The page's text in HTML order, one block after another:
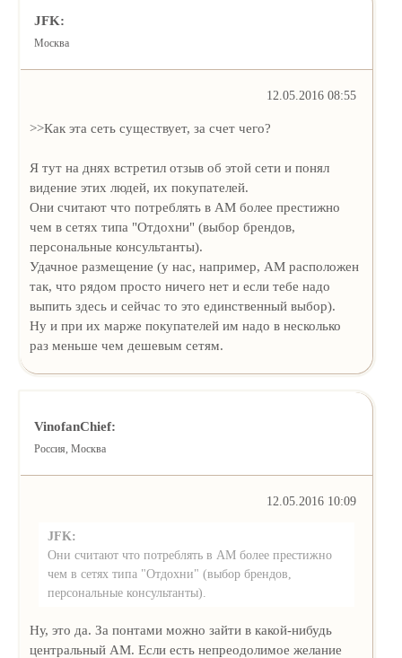
JFK:
Москва
12.05.2016 08:55
>>Как эта сеть существует, за счет чего?
Я тут на днях встретил отзыв об этой сети и понял
видение этих людей, их покупателей.
Они считают что потреблять в АМ более престижно
чем в сетях типа "Отдохни" (выбор брендов,
персональные консультанты).
Удачное размещение (у нас, например, АМ расположен
так, что рядом просто ничего нет и если тебе надо
выпить здесь и сейчас то это единственный выбор).
Ну и при их марже покупателей им надо в несколько
раз меньше чем дешевым сетям.
VinofanChief:
Россия, Москва
12.05.2016 10:09
JFK:
Они считают что потреблять в АМ более престижно
чем в сетях типа "Отдохни" (выбор брендов,
персональные консультанты).
Ну, это да. За понтами можно зайти в какой-нибудь
центральный АМ. Если есть непреодолимое желание